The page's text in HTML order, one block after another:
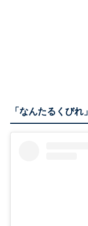
「なんたるくびれ」